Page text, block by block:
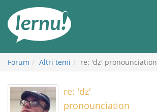
all’indice
Forum Altri temi re: 'dz' pronounciation
re: 'dz'
pronounciation